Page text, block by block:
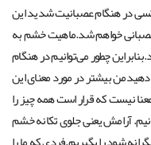
در هنگام عصبانیت شدید این
خواهم شد.ماهیت خشم به
چطور می‌توانیم در هنگام
دهیدمن بیشتر در مورد معنای این
نیست که قرار است همه چیز را
آرامش یعنی جلوی تکانه خشم